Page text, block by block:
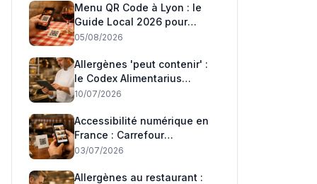
Menu QR Code à Lyon : le
Guide Local 2026 pour
Restaurateurs
05/08/2026
Allergènes 'peut contenir' :
le Codex Alimentarius
adopte son premier
change pour les
restaurants français
10/07/2026
Accessibilité numérique en
France : Carrefour
condamné, Auchan relaxé
doivent savoir
03/07/2026
Allergènes au restaurant :